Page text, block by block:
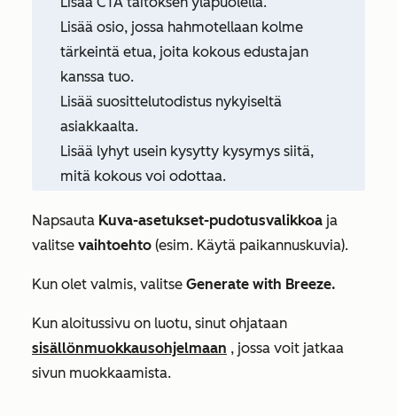
Lisää osio, jossa hahmotellaan kolme
tärkeintä etua, joita kokous edustajan
kanssa tuo.
Lisää suosittelutodistus nykyiseltä
asiakkaalta.
Lisää lyhyt usein kysytty kysymys siitä,
mitä kokous voi odottaa.
Napsauta Kuva-asetukset-pudotusvalikkoa ja
valitse vaihtoehto (esim. Käytä paikannuskuvia).
Kun olet valmis, valitse Generate with Breeze.
Kun aloitussivu on luotu, sinut ohjataan
sisällönmuokkausohjelmaan , jossa voit jatkaa
sivun muokkaamista.